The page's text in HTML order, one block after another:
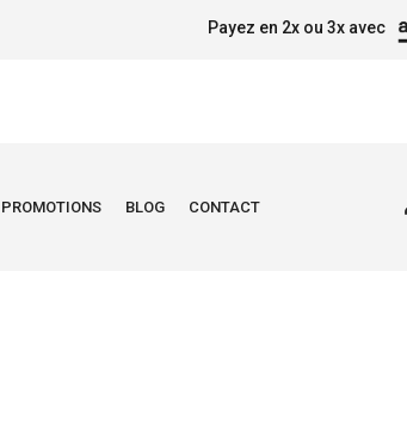
Payez en 2x ou 3x avec
PROMOTIONS BLOG CONTACT